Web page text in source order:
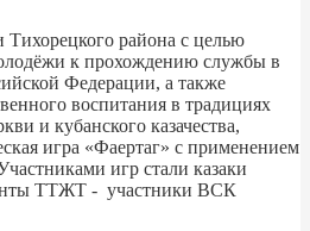
Тихорецкого района с целью
к прохождению службы в
Федерации, а также
воспитания в традициях
и кубанского казачества,
игра «Фаертаг» с применением
игр стали казаки
ТТЖТ - участники ВСК